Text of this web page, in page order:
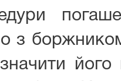
з
його